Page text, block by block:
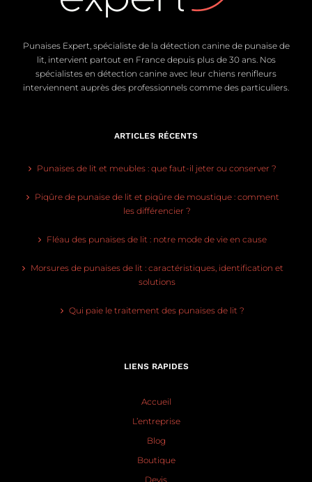
Punaises Expert, spécialiste de la détection canine de punaise de
lit, intervient partout en France depuis plus de 30 ans. Nos
spécialistes en détection canine avec leur chiens renifleurs
interviennent auprès des professionnels comme des particuliers.
ARTICLES RÉCENTS
Punaises de lit et meubles : que faut-il jeter ou conserver ?
Piqûre de punaise de lit et piqûre de moustique : comment
les différencier ?
Fléau des punaises de lit : notre mode de vie en cause
Morsures de punaises de lit : caractéristiques, identification et
solutions
Qui paie le traitement des punaises de lit ?
LIENS RAPIDES
Accueil
L’entreprise
Blog
Boutique
Devis